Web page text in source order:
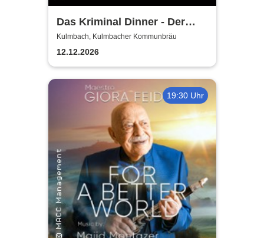
Das Kriminal Dinner - Der
letzte Joint der Marie Juana
Kulmbach, Kulmbacher Kommunbräu
12.12.2026
19:30 Uhr